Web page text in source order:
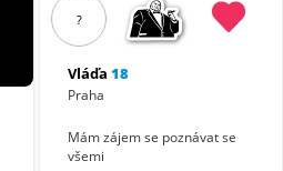
?
Vláďa 18
Praha
Mám zájem se poznávat se
všemi